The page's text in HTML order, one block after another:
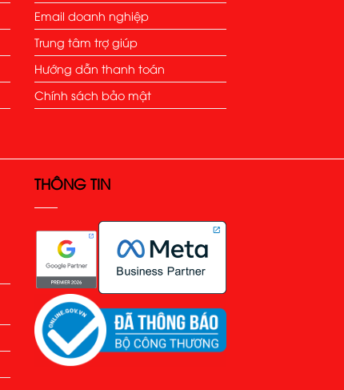
Email doanh nghiệp
Trung tâm trợ giúp
Hướng dẫn thanh toán
Chính sách bảo mật
THÔNG TIN